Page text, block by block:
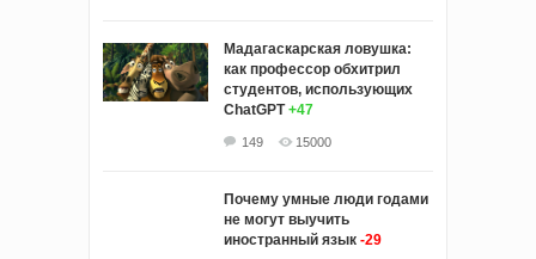
Мадагаскарская ловушка:
как профессор обхитрил
студентов, использующих
ChatGPT +47
149 15000
Почему умные люди годами
не могут выучить
иностранный язык -29